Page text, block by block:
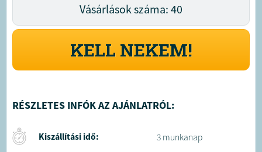
Vásárlások száma: 40
KELL NEKEM!
RÉSZLETES INFÓK AZ AJÁNLATRÓL:
Kiszállítási idő: 3 munkanap